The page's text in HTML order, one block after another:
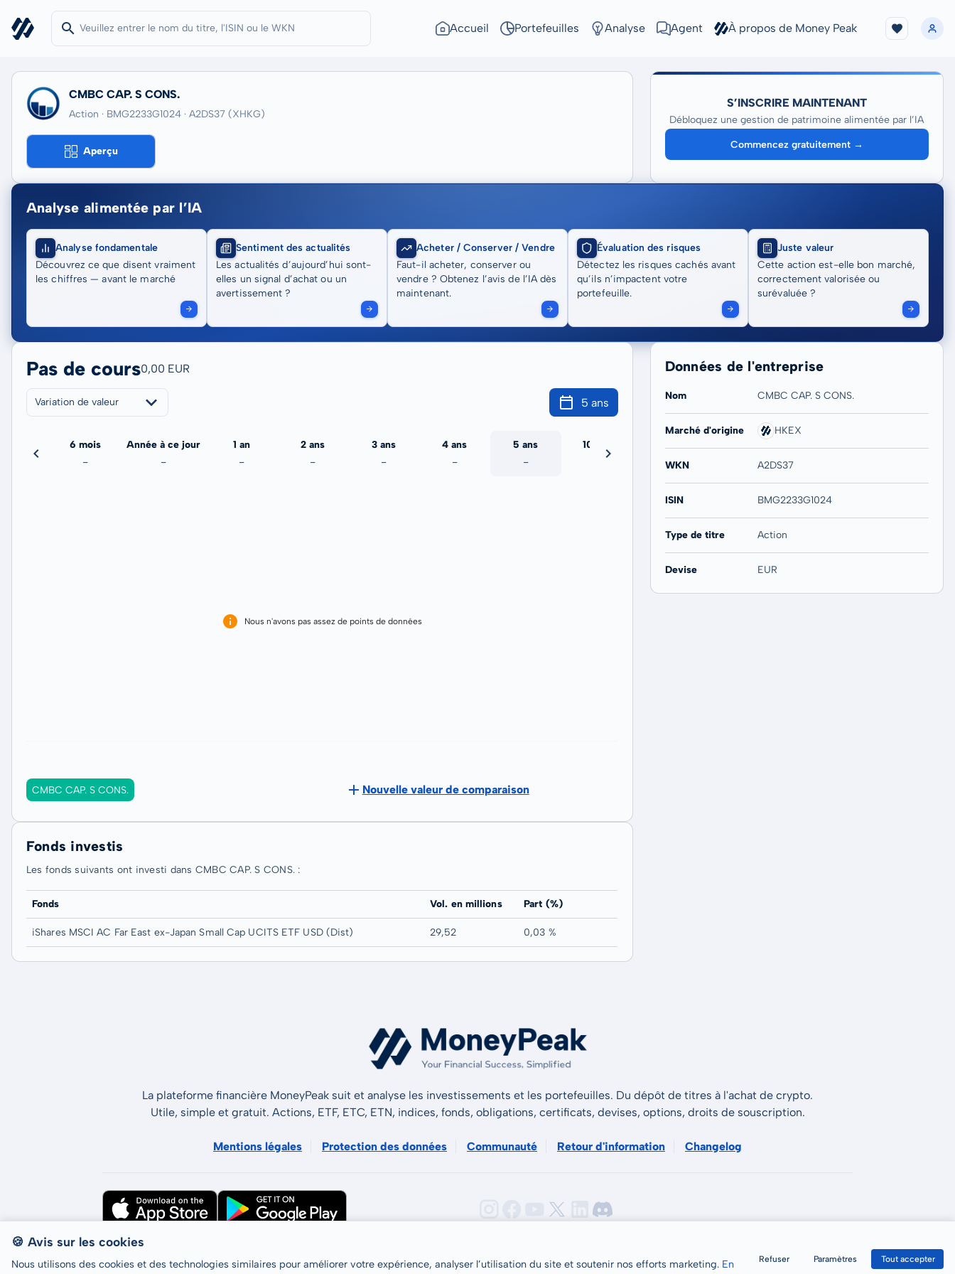
Accueil Portefeuilles Analyse Agent À propos de Money Peak
CMBC CAP. S CONS.
Action · BMG2233G1024 · A2DS37 (XHKG)
Aperçu
S’INSCRIRE MAINTENANT
Débloquez une gestion de patrimoine alimentée par l’IA
Commencez gratuitement →
Analyse alimentée par l’IA
Analyse fondamentale
Découvrez ce que disent vraiment
les chiffres — avant le marché
Sentiment des actualités
Les actualités d’aujourd’hui sont-
elles un signal d’achat ou un
avertissement ?
Acheter / Conserver / Vendre
Faut-il acheter, conserver ou
vendre ? Obtenez l’avis de l’IA dès
maintenant.
Évaluation des risques
Détectez les risques cachés avant
qu’ils n’impactent votre
portefeuille.
Juste valeur
Cette action est-elle bon marché,
correctement valorisée ou
surévaluée ?
Pas de cours0,00 EUR
Variation de valeur 5 ans
6 mois
-
Année à ce jour
-
1 an
-
2 ans
-
3 ans
-
4 ans
-
5 ans
-
10 ans
-
Nous n'avons pas assez de points de données
CMBC CAP. S CONS. Nouvelle valeur de comparaison
Fonds investis
Les fonds suivants ont investi dans CMBC CAP. S CONS. :
Fonds Vol. en millions Part (%)
iShares MSCI AC Far East ex-Japan Small Cap UCITS ETF USD (Dist) 29,52 0,03 %
Données de l'entreprise
Nom CMBC CAP. S CONS.
Marché d'origine HKEX
WKN A2DS37
ISIN BMG2233G1024
Type de titre Action
Devise EUR
La plateforme financière MoneyPeak suit et analyse les investissements et les portefeuilles. Du dépôt de titres à l'achat de crypto.
Utile, simple et gratuit. Actions, ETF, ETC, ETN, indices, fonds, obligations, certificats, devises, options, droits de souscription.
Mentions légales Protection des données Communauté Retour d'information Changelog
🍪 Avis sur les cookies
Nous utilisons des cookies et des technologies similaires pour améliorer votre expérience, analyser l’utilisation du site et soutenir nos efforts marketing. En
Refuser Paramètres Tout accepter